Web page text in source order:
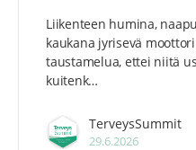
Liikenteen humina,
kaukana jyrisevä
taustamelua, ettei niitä
kuitenk…
TerveysSummit
29.6.2026